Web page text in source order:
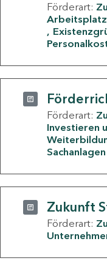
Förderart:
Förderart:
Investieren
Zukunft
Förderart: